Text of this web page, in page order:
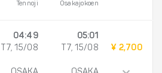
Tennoji Osakajokoen
04:49
T7, 15/08
05:01
T7, 15/08
¥ 2,700